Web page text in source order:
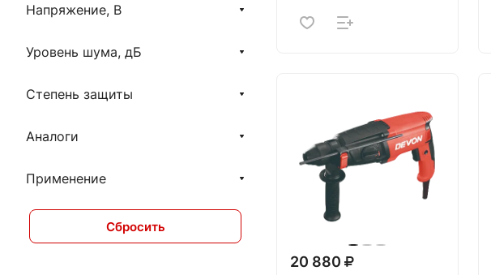
20 880
Кратон
Напряжение, В
Уровень шума, дБ
Степень защиты
Аналоги
Применение
Сбросить